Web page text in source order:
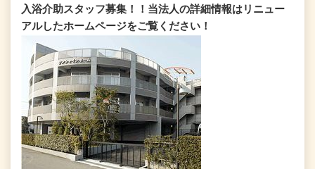
入浴介助スタッフ募集！！当法人の詳細情報はリニュー
アルしたホームページをご覧ください！